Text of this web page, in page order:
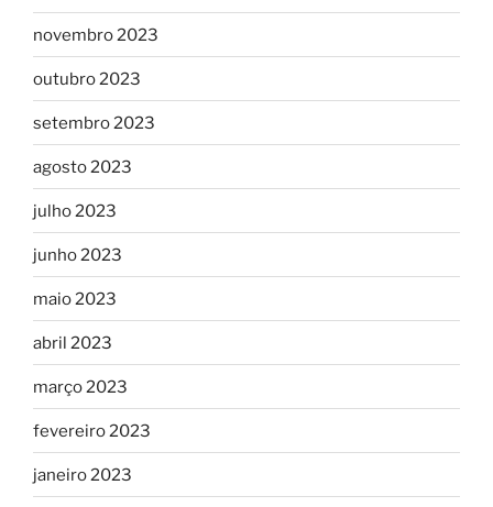
novembro 2023
outubro 2023
setembro 2023
agosto 2023
julho 2023
junho 2023
maio 2023
abril 2023
março 2023
fevereiro 2023
janeiro 2023